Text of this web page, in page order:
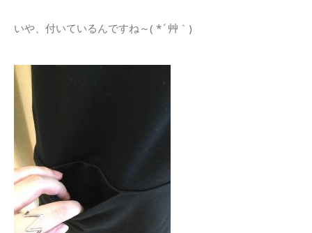
いや、付いているんですね～( *´艸｀)